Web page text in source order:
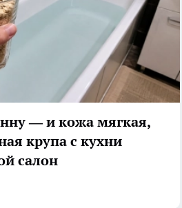
— и кожа мягкая,
крупа с кухни
салон